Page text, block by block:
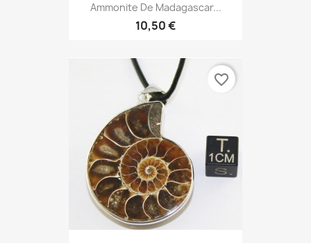
Ammonite De Madagascar...
10,50 €
favorite_border